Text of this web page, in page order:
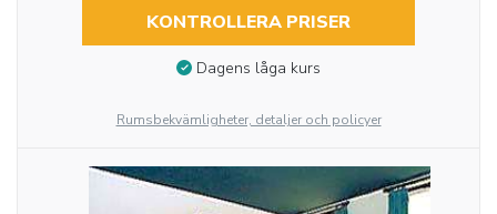
KONTROLLERA PRISER
Dagens låga kurs
Rumsbekvämligheter, detaljer och policyer